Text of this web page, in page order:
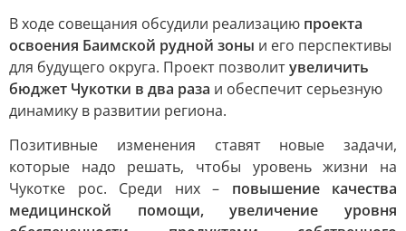
В ходе совещания обсудили реализацию проекта
освоения Баимской рудной зоны и его перспективы
для будущего округа. Проект позволитувеличить
бюджет Чукотки в два раза и обеспечит серьезную
динамику в развитии региона.
Позитивные изменения ставят новые задачи,
которые надо решать, чтобы уровень жизни на
Чукотке рос. Среди них – повышение качества
медицинской помощи, увеличение уровня